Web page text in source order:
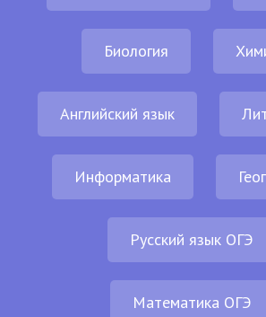
Биология
Английский язык
Информатика
Русский язык ОГЭ
Математика ОГЭ